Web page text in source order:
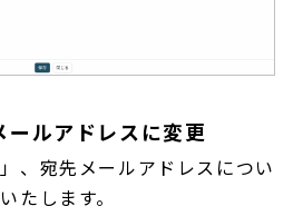
ルアドレスに変更
、宛先メールアドレスについ
たします。